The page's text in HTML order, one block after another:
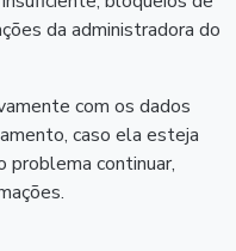
da administradora do
com os dados
caso ela esteja
problema continuar,